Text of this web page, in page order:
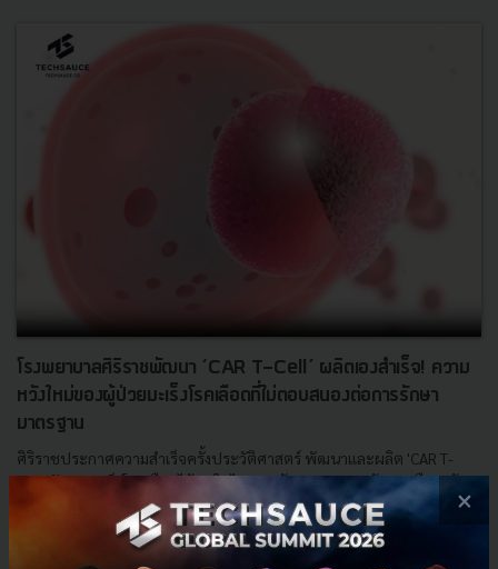
โรงพยาบาลศิริราชพัฒนา ‘CAR T-Cell’ ผลิตเองสำเร็จ! ความ
หวังใหม่ของผู้ป่วยมะเร็งโรคเลือดที่ไม่ตอบสนองต่อการรักษา
มาตรฐาน
ศิริราชประกาศความสำเร็จครั้งประวัติศาสตร์ พัฒนาและผลิต 'CAR T-
Cell' รักษามะเร็งโรคเลือดได้เองในไทย ลดต้นทุนจาก 20 ล้าน เหลือ 3 ล้าน
บาท เผยผลรักษาผู้ป่วยระยะสุดท้าย อัตราหายขาดสูงถึ...
พฤศจิกายน 4, 2025| By
Techsauce Team
×